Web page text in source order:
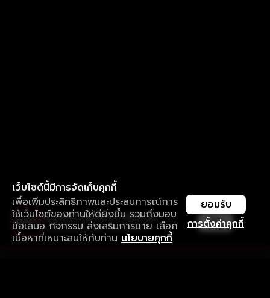
เว็บไซต์นี้มีการจัดเก็บคุกกี้
เพื่อเพิ่มประสิทธิภาพและประสบการณ์การ
ใช้เว็บไซต์ของท่านให้ดียิ่งขึ้น รวมถึงมอบ
ข้อเสนอ กิจกรรม ส่งเสริมการขาย เลือก
เนื้อหาที่เหมาะสมให้กับท่าน นโยบายคุกกี้
การตั้งค่าคุกกี้
ยอมรับ
ใช้งานแอป ลื่นไหลกว่า ไม่มีสะดุด
ดาวน์โหลดแอปเพื่อการรับชมที่ดีกว่า เปิด